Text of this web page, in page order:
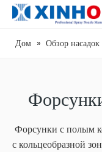
Дом » Обзор насадок
Форсунки с полым
с кольцеобразной